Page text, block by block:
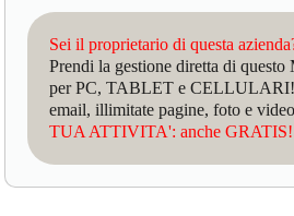
Sei il proprietario di questa
Prendi la gestione diretta di
per PC, TABLET e
email, illimitate pagine, foto e
TUA ATTIVITA': anche GRATIS!